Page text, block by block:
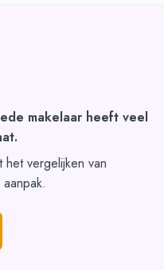
makelaar heeft veel
vergelijken van